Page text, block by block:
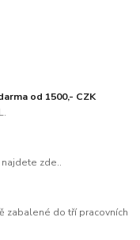
od 1500,- CZK
najdete zde..
zabalené do tří pracovních